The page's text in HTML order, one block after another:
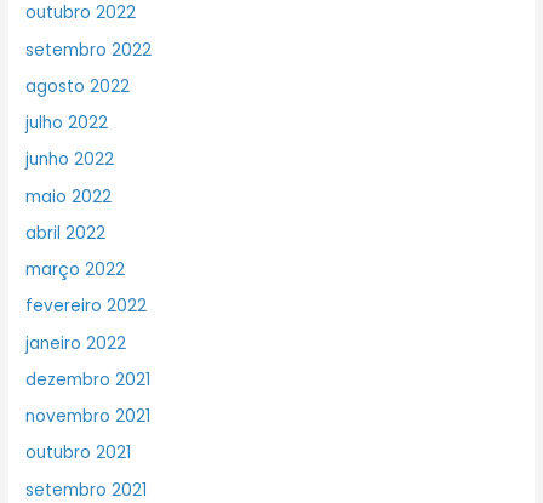
outubro 2022
setembro 2022
agosto 2022
julho 2022
junho 2022
maio 2022
abril 2022
março 2022
fevereiro 2022
janeiro 2022
dezembro 2021
novembro 2021
outubro 2021
setembro 2021